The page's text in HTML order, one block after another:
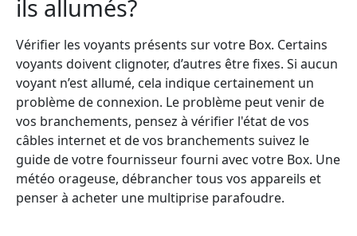
ils allumés?
Vérifier les voyants présents sur votre Box. Certains
voyants doivent clignoter, d’autres être fixes. Si aucun
voyant n’est allumé, cela indique certainement un
problème de connexion. Le problème peut venir de
vos branchements, pensez à vérifier l'état de vos
câbles internet et de vos branchements suivez le
guide de votre fournisseur fourni avec votre Box. Une
météo orageuse, débrancher tous vos appareils et
penser à acheter une multiprise parafoudre.